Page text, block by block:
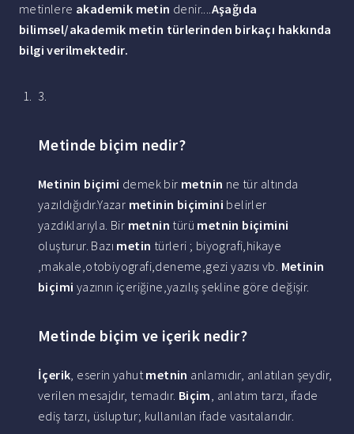
metinlere akademik metin denir....Aşağıda
bilimsel/akademik metin türlerinden birkaçı hakkında
bilgi verilmektedir.
3.
Metinde biçim nedir?
Metinin biçimi demek bir metnin ne tür altında
yazıldığıdır.Yazar metinin biçimini belirler
yazdıklarıyla. Bir metnin türü metnin biçimini
oluşturur. Bazı metin türleri ; biyografi,hikaye
,makale,otobiyografi,deneme,gezi yazısı vb. Metinin
biçimi yazının içeriğine,yazılış şekline göre değişir.
Metinde biçim ve içerik nedir?
İçerik, eserin yahutmetnin anlamıdır, anlatılan şeydir,
verilen mesajdır, temadır. Biçim, anlatım tarzı, ifade
ediş tarzı, üsluptur; kullanılan ifade vasıtalarıdır.